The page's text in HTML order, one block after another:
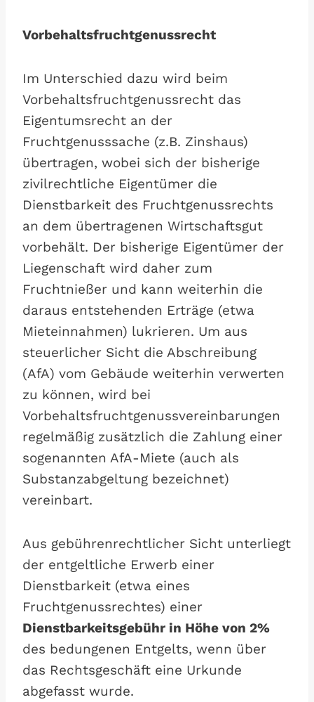
Vorbehaltsfruchtgenussrecht
Im Unterschied dazu wird beim
Vorbehaltsfruchtgenussrecht das
Eigentumsrecht an der
Fruchtgenusssache (z.B. Zinshaus)
übertragen, wobei sich der bisherige
zivilrechtliche Eigentümer die
Dienstbarkeit des Fruchtgenussrechts
an dem übertragenen Wirtschaftsgut
vorbehält. Der bisherige Eigentümer der
Liegenschaft wird daher zum
Fruchtnießer und kann weiterhin die
daraus entstehenden Erträge (etwa
Mieteinnahmen) lukrieren. Um aus
steuerlicher Sicht die Abschreibung
(AfA) vom Gebäude weiterhin verwerten
zu können, wird bei
Vorbehaltsfruchtgenussvereinbarungen
regelmäßig zusätzlich die Zahlung einer
sogenannten AfA-Miete (auch als
Substanzabgeltung bezeichnet)
vereinbart.
Aus gebührenrechtlicher Sicht unterliegt
der entgeltliche Erwerb einer
Dienstbarkeit (etwa eines
Fruchtgenussrechtes) einer
Dienstbarkeitsgebühr in Höhe von 2%
des bedungenen Entgelts, wenn über
das Rechtsgeschäft eine Urkunde
abgefasst wurde.